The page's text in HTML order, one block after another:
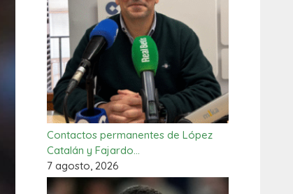
Contactos permanentes de López
Catalán y Fajardo…
7 agosto, 2026